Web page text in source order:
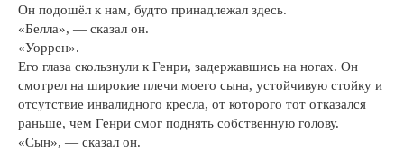
Он подошёл к нам, будто принадлежал здесь.
«Белла», — сказал он.
«Уоррен».
Его глаза скользнули к Генри, задержавшись на ногах. Он
смотрел на широкие плечи моего сына, устойчивую стойку и
отсутствие инвалидного кресла, от которого тот отказался
раньше, чем Генри смог поднять собственную голову.
«Сын», — сказал он.